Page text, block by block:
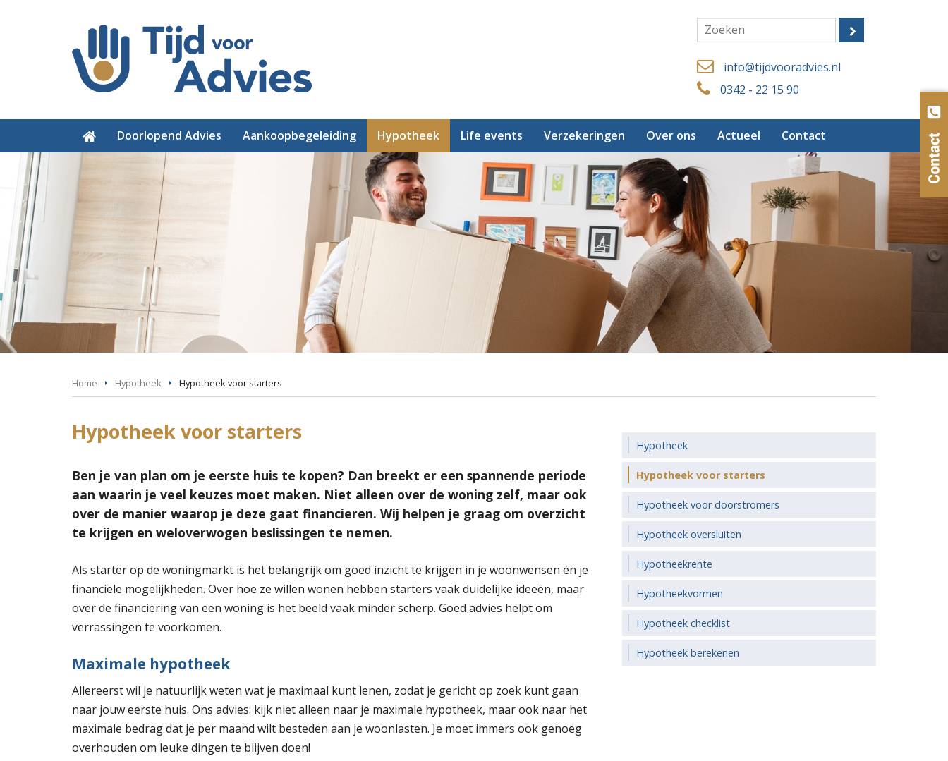
info@tijdvooradvies.nl
0342 - 22 15 90
Doorlopend Advies Aankoopbegeleiding Hypotheek Life events Verzekeringen Over ons Actueel Contact
Home Hypotheek Hypotheek voor starters
Hypotheek voor starters
Ben je van plan om je eerste huis te kopen? Dan breekt er een spannende periode
aan waarin je veel keuzes moet maken. Niet alleen over de woning zelf, maar ook
over de manier waarop je deze gaat financieren. Wij helpen je graag om overzicht
te krijgen en weloverwogen beslissingen te nemen.
Als starter op de woningmarkt is het belangrijk om goed inzicht te krijgen in je woonwensen én je
financiële mogelijkheden. Over hoe ze willen wonen hebben starters vaak duidelijke ideeën, maar
over de financiering van een woning is het beeld vaak minder scherp. Goed advies helpt om
verrassingen te voorkomen.
Maximale hypotheek
Allereerst wil je natuurlijk weten wat je maximaal kunt lenen, zodat je gericht op zoek kunt gaan
naar jouw eerste huis. Ons advies: kijk niet alleen naar je maximale hypotheek, maar ook naar het
maximale bedrag dat je per maand wilt besteden aan je woonlasten. Je moet immers ook genoeg
overhouden om leuke dingen te blijven doen!
Hypotheek
Hypotheek voor starters
Hypotheek voor doorstromers
Hypotheek oversluiten
Hypotheekrente
Hypotheekvormen
Hypotheek checklist
Hypotheek berekenen